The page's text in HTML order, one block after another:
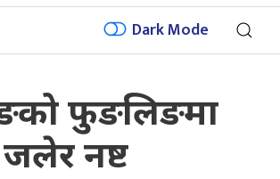
Dark Mode
फुङलिङमा
नष्ट